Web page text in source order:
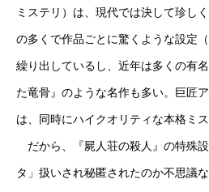
ミステリ）は、現代では決して珍し
の多くで作品ごとに驚くような設定
繰り出しているし、近年は多くの有
た竜骨』のような名作も多い。巨匠
は、同時にハイクオリティな本格ミス
だから、『屍人荘の殺人』の特殊
タ」扱いされ秘匿されたのか不思議